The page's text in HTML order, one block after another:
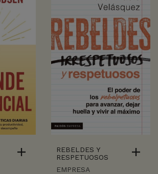
REBELDES Y
RESPETUOSOS
EMPRESA